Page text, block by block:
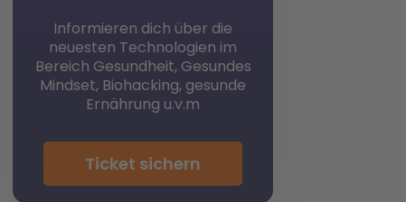
Informieren dich über die
neuesten Technologien im
Bereich Gesundheit, Gesundes
Mindset, Biohacking, gesunde
Ernährung u.v.m
Ticket sichern